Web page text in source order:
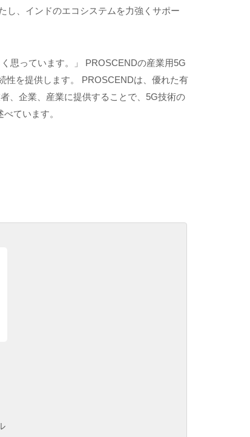
し、インドのエコシステムを力強くサポー
思っています。」 PROSCENDの産業用5G
性を提供します。 PROSCENDは、優れた有
、企業、産業に提供することで、5G技術の
ています。